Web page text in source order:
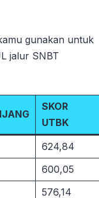
gunakan untuk
jalur SNBT
SKOR
UTBK
624,84
600,05
576,14